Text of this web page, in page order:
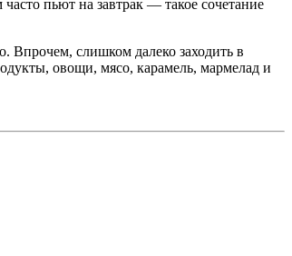
пьют на завтрак — такое сочетание
Впрочем, слишком далеко заходить в
овощи, мясо, карамель, мармелад и